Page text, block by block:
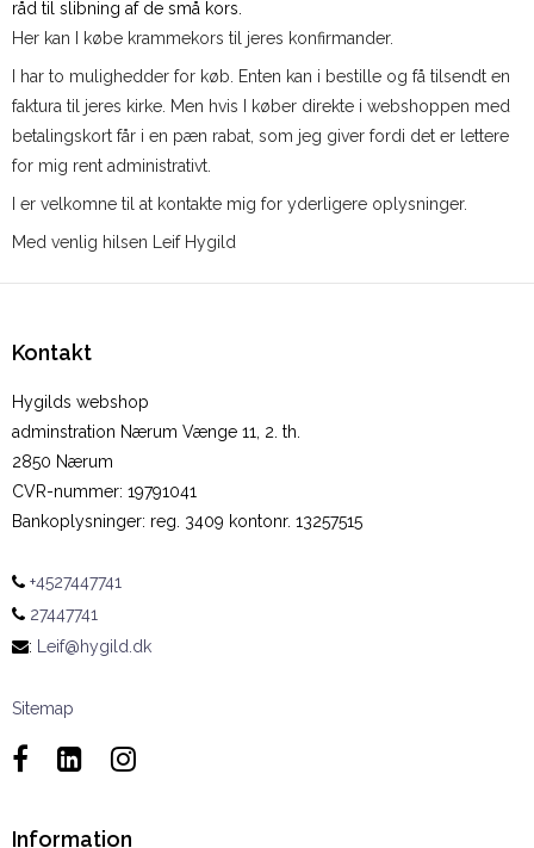
råd til slibning af de små kors.
Her kan I købe krammekors til jeres konfirmander.
I har to mulighedder for køb. Enten kan i bestille og få tilsendt en
faktura til jeres kirke. Men hvis I køber direkte i webshoppen med
betalingskort får i en pæn rabat, som jeg giver fordi det er lettere
for mig rent administrativt.
I er velkomne til at kontakte mig for yderligere oplysninger.
Med venlig hilsen Leif Hygild
Kontakt
Hygilds webshop
adminstration Nærum Vænge 11, 2. th.
2850 Nærum
CVR-nummer: 19791041
Bankoplysninger: reg. 3409 kontonr. 13257515
+4527447741
27447741
:
Leif@hygild.dk
Sitemap
Information